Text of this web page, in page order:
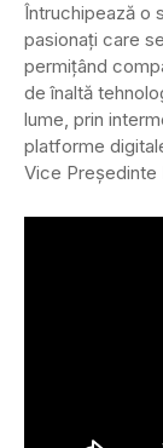
Întruchipează o
pasionați care
permițând
de înaltă
lume, prin
platforme
Vice Președinte